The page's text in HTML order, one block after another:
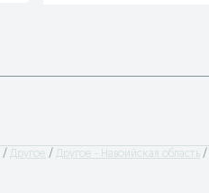
Другое
Другое - Навоийская область